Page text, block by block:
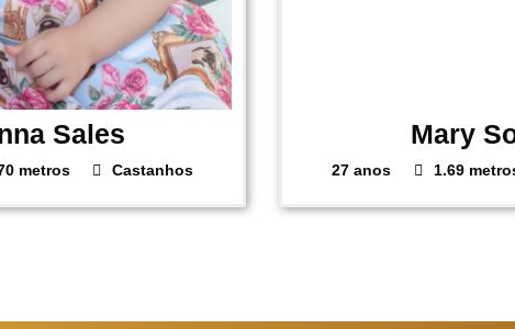
Sales
metros Castanhos
Mary
27 anos 1.69